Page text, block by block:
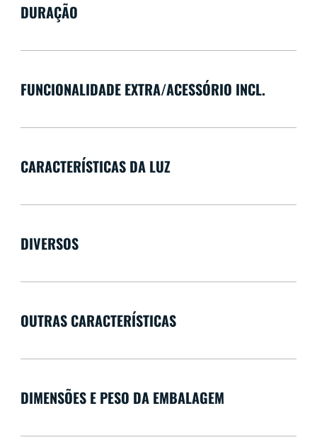
DURAÇÃO
FUNCIONALIDADE EXTRA/ACESSÓRIO INCL.
CARACTERÍSTICAS DA LUZ
DIVERSOS
OUTRAS CARACTERÍSTICAS
DIMENSÕES E PESO DA EMBALAGEM